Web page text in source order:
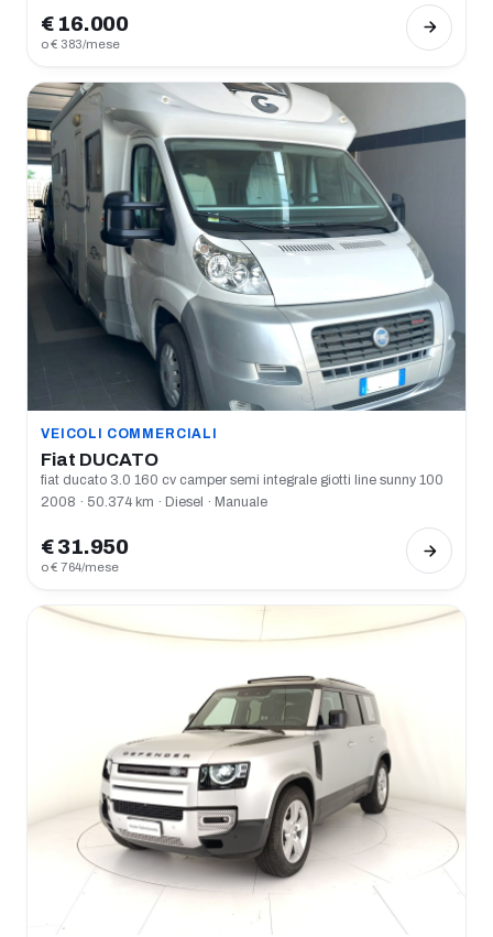
€ 16.000
o € 383/mese
VEICOLI COMMERCIALI
Fiat DUCATO
fiat ducato 3.0 160 cv camper semi integrale giotti line sunny 100
2008 · 50.374 km · Diesel · Manuale
€ 31.950
o € 764/mese